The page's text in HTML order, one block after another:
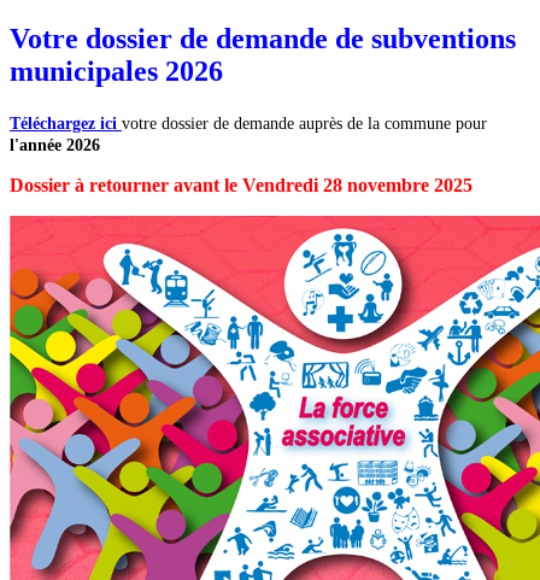
Votre dossier de demande de subventions
municipales 2026
Téléchargez ici votre dossier de demande auprès de la commune pour
l'année 2026
Dossier à retourner avant le Vendredi 28 novembre 2025